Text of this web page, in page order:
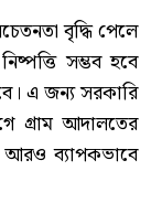
বৃদ্ধি পেলে
সম্ভব হবে
এ জন্য সরকারি
গ্রাম আদালতের
আরও ব্যাপকভাবে